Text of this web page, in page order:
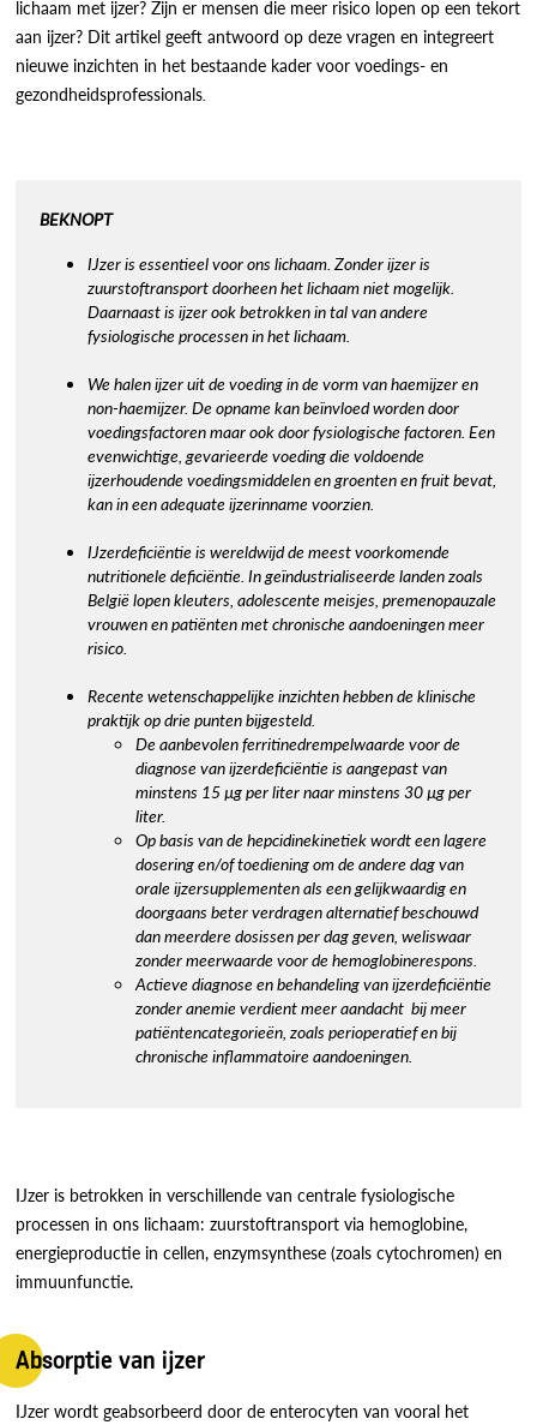
lichaam met ijzer? Zijn er mensen die meer risico lopen op een tekort
aan ijzer? Dit artikel geeft antwoord op deze vragen en integreert
nieuwe inzichten in het bestaande kader voor voedings- en
gezondheidsprofessionals.
BEKNOPT
IJzer is essentieel voor ons lichaam. Zonder ijzer is
zuurstoftransport doorheen het lichaam niet mogelijk.
Daarnaast is ijzer ook betrokken in tal van andere
fysiologische processen in het lichaam.
We halen ijzer uit de voeding in de vorm van haemijzer en
non-haemijzer. De opname kan beïnvloed worden door
voedingsfactoren maar ook door fysiologische factoren. Een
evenwichtige, gevarieerde voeding die voldoende
ijzerhoudende voedingsmiddelen en groenten en fruit bevat,
kan in een adequate ijzerinname voorzien.
IJzerdeficiëntie is wereldwijd de meest voorkomende
nutritionele deficiëntie. In geïndustrialiseerde landen zoals
België lopen kleuters, adolescente meisjes, premenopauzale
vrouwen en patiënten met chronische aandoeningen meer
risico.
Recente wetenschappelijke inzichten hebben de klinische
praktijk op drie punten bijgesteld.
De aanbevolen ferritinedrempelwaarde voor de
diagnose van ijzerdeficiëntie is aangepast van
minstens 15 µg per liter naar minstens 30 µg per
liter.
Op basis van de hepcidinekinetiek wordt een lagere
dosering en/of toediening om de andere dag van
orale ijzersupplementen als een gelijkwaardig en
doorgaans beter verdragen alternatief beschouwd
dan meerdere dosissen per dag geven, weliswaar
zonder meerwaarde voor de hemoglobinerespons.
Actieve diagnose en behandeling van ijzerdeficiëntie
zonder anemie verdient meer aandacht bij meer
patiëntencategorieën, zoals perioperatief en bij
chronische inflammatoire aandoeningen.
IJzer is betrokken in verschillende van centrale fysiologische
processen in ons lichaam: zuurstoftransport via hemoglobine,
energieproductie in cellen, enzymsynthese (zoals cytochromen) en
immuunfunctie.
Absorptie van ijzer
IJzer wordt geabsorbeerd door de enterocyten van vooral het